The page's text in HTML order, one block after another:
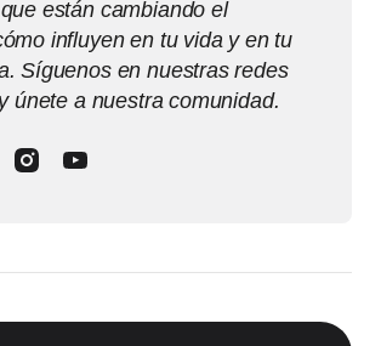
están cambiando el
influyen en tu vida y en tu
Síguenos en nuestras redes
únete a nuestra comunidad.